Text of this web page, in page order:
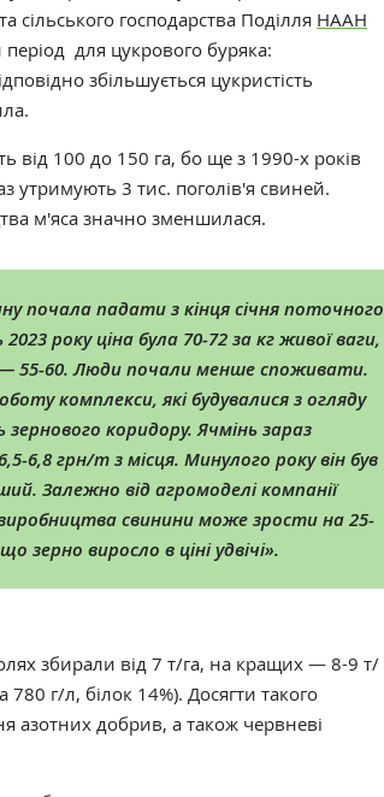
сільського господарства Поділля НААН
для цукрового буряка:
збільшується цукристість
від 100 до 150 га, бо ще з 1990-х років
утримують 3 тис. поголів'я свиней.
м'яса значно зменшилася.
почала падати з кінця січня поточного
2023 року ціна була 70-72 за кг живої ваги,
— 55-60. Люди почали менше споживати.
комплекси, які будувалися з огляду
зернового коридору. Ячмінь зараз
6,8 грн/т з місця. Минулого року він був
Залежно від агромоделі компанії
свинини може зрости на 25-
зерно виросло в ціні удвічі».
збирали від 7 т/га, на кращих — 8-9 т/
г/л, білок 14%). Досягти такого
азотних добрив, а також червневі